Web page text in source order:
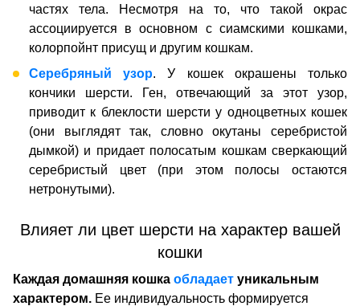
частях тела. Несмотря на то, что такой окрас
ассоциируется в основном с сиамскими кошками,
колорпойнт присущ и другим кошкам.
Серебряный узор. У кошек окрашены только
кончики шерсти. Ген, отвечающий за этот узор,
приводит к блеклости шерсти у одноцветных кошек
(они выглядят так, словно окутаны серебристой
дымкой) и придает полосатым кошкам сверкающий
серебристый цвет (при этом полосы остаются
нетронутыми).
Влияет ли цвет шерсти на характер вашей
кошки
Каждая домашняя кошка обладает уникальным
характером. Ее индивидуальность формируется